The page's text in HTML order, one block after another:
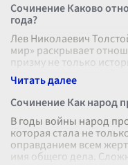
Сочинение Каково
года?
Лев Николаевич
мир» раскрывает
призму не только
личных переживаний
Сочинение Как народ
В годы войны народ
которая стала не
оправданием всем
имя общего дела.